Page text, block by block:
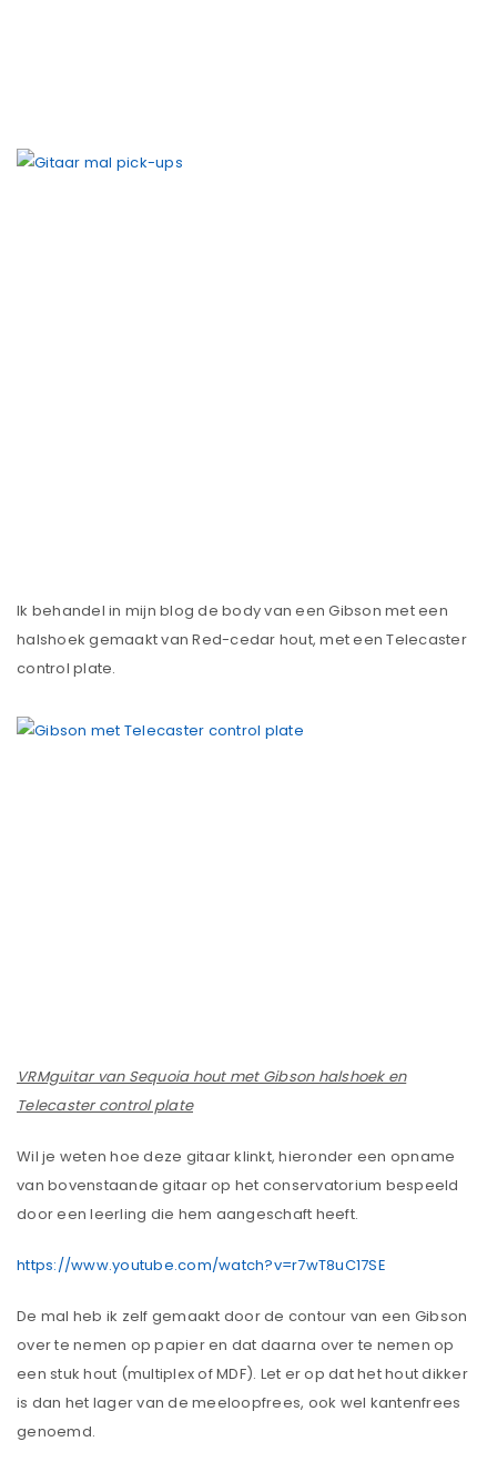
Ik behandel in mijn blog de body van een Gibson met een
halshoek gemaakt van Red-cedar hout, met een Telecaster
control plate.
VRMguitar van Sequoia hout met Gibson halshoek en
Telecaster control plate
Wil je weten hoe deze gitaar klinkt, hieronder een opname
van bovenstaande gitaar op het conservatorium bespeeld
door een leerling die hem aangeschaft heeft.
https://www.youtube.com/watch?v=r7wT8uC17SE
De mal heb ik zelf gemaakt door de contour van een Gibson
over te nemen op papier en dat daarna over te nemen op
een stuk hout (multiplex of MDF). Let er op dat het hout dikker
is dan het lager van de meeloopfrees, ook wel kantenfrees
genoemd.